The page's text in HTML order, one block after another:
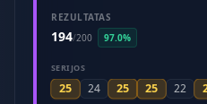
REZULTATAS
194/200 97.0%
SERIJOS
25 24 25 25 22